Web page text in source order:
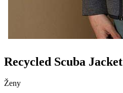
Recycled Scuba Jacket
Ženy